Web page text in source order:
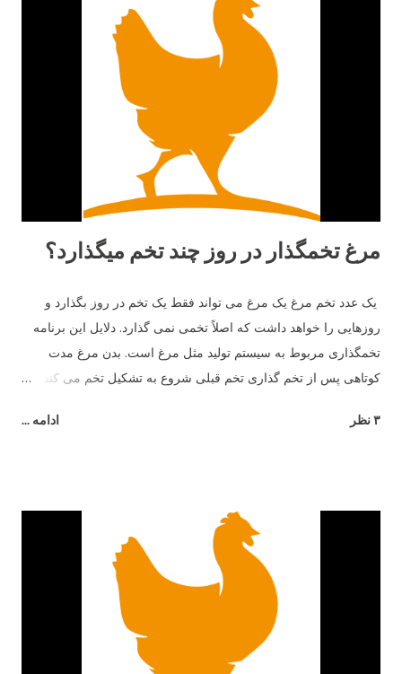
مرغ تخمگذار در روز چند تخم میگذارد؟
یک عدد تخم مرغ یک مرغ می تواند فقط یک تخم در روز بگذارد و
روزهایی را خواهد داشت که اصلاً تخمی نمی گذارد. دلایل این برنامه
تخمگذاری مربوط به سیستم تولید مثل مرغ است. بدن مرغ مدت
کوتاهی پس از تخم گذاری تخم قبلی شروع به تشکیل تخم می کند و
۳ نظر ادامه ...